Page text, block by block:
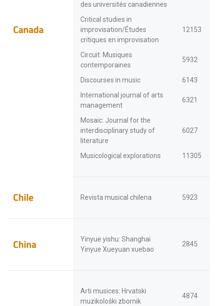
Canada
des universités canadiennes
Critical studies in
improvisation/Études
critiques en improvisation
12153
Circuit: Musiques
contemporaines
5932
Discourses in music
6143
International journal of arts
management
6321
Mosaic: Journal for the
interdisciplinary study of
literature
6027
Musicological explorations 11305
Chile Revista musical chilena 5923
China
Yinyue yishu: Shanghai
Yinyue Xueyuan xuebao
2845
Arti musices: Hrvatski
muzikološki zbornik
4874